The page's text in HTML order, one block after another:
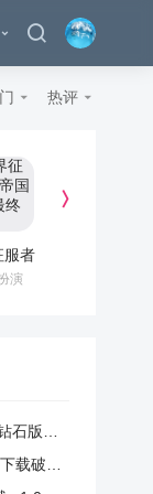
热评
服者
演
最新版
安卓版